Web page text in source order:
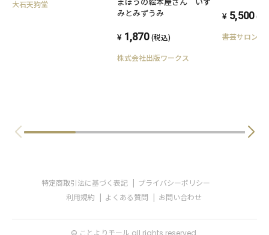
大石天狗堂
みとみずうみ
1,870 (税込)
株式会社出版ワークス
5,500 (税
書芸サロン賛
特定商取引法に基づく表記
プライバシーポリシー
利用規約
よくある質問 お問い合わせ